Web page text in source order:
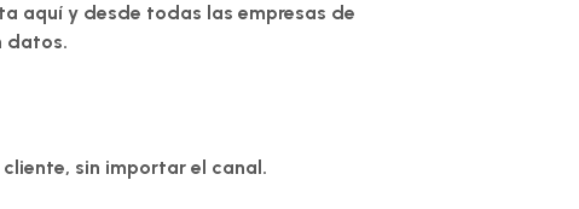
aquí y desde todas las empresas de
datos.
cliente, sin importar el canal.